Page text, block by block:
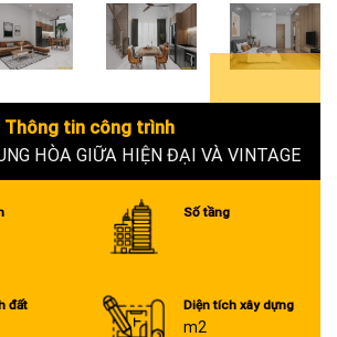
5+
Thông tin công trình
HÒA GIỮA HIỆN ĐẠI VÀ VINTAGE
Số tầng
đất Diện tích xây dựng
m2